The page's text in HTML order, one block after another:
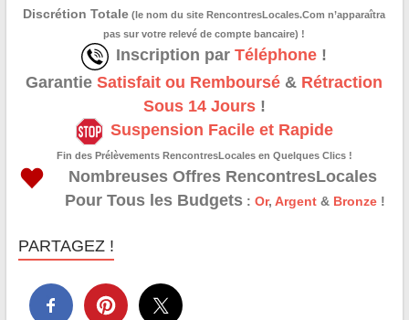
Discrétion Totale (le nom du site RencontresLocales.Com n’apparaîtra
pas sur votre relevé de compte bancaire) !
Inscription parTéléphone !
GarantieSatisfait ou Remboursé & Rétraction
Sous 14 Jours!
Suspension Facile et Rapide
Fin des Prélèvements RencontresLocales en Quelques Clics !
Nombreuses Offres RencontresLocales
Pour Tous les Budgets: Or, Argent& Bronze!
PARTAGEZ !